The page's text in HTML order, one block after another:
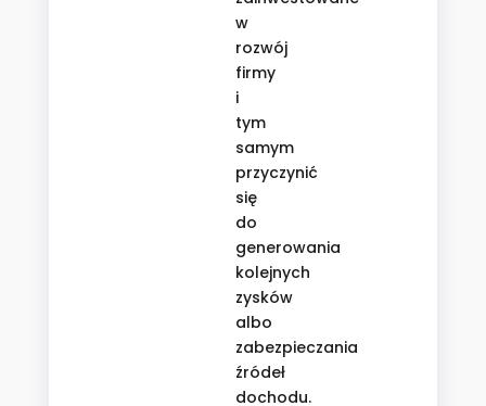
w
rozwój
firmy
i
tym
samym
przyczynić
się
do
generowania
kolejnych
zysków
albo
zabezpieczania
źródeł
dochodu.